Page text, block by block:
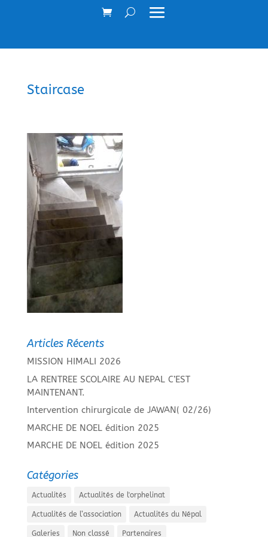
Staircase
Articles Récents
MISSION HIMALI 2026
LA RENTREE SCOLAIRE AU NEPAL C’EST
MAINTENANT.
Intervention chirurgicale de JAWAN( 02/26)
MARCHE DE NOEL édition 2025
MARCHE DE NOEL édition 2025
Catégories
Actualités Actualités de l'orphelinat
Actualités de l’association Actualités du Népal
Galeries Non classé Partenaires